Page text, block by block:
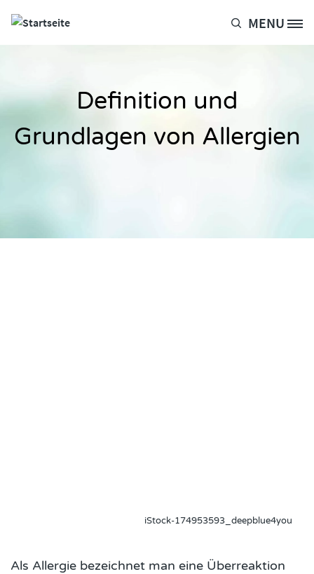
Site Logo MENU
Definition und
Grundlagen von Allergien
iStock-174953593_deepblue4you
Als Allergie bezeichnet man eine Überreaktion